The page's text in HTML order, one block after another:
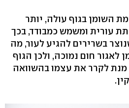
השומן בגוף עולה, יותר
עורית ומשמש כמבודד, בכך
בשרירים להגיע לעור, מה
לאגור חום נמוכה, ולכן הגוף
מנת לקרר את עצמו בהשוואה